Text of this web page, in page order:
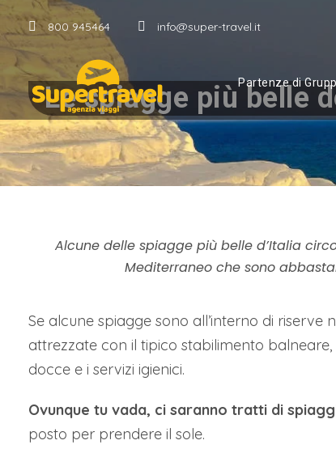
800 945464 info@super-travel.it
Partenze di
Le spiagge più belle
Alcune delle spiagge più belle d’Italia
Mediterraneo che sono
Se alcune spiagge sono all’interno di
attrezzate con il tipico stabilimento
docce e i servizi igienici.
Ovunque tu vada, ci saranno tratti di
posto per prendere il sole.